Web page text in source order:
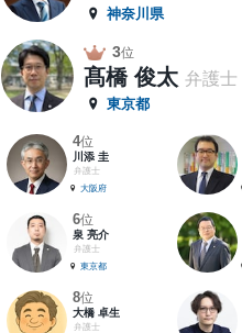
神奈川県
3位
髙橋 俊太 弁護士
東京都
4位
川添 圭
弁護士
大阪府
6位
泉 亮介
弁護士
東京都
8位
大橋 卓生
弁護士